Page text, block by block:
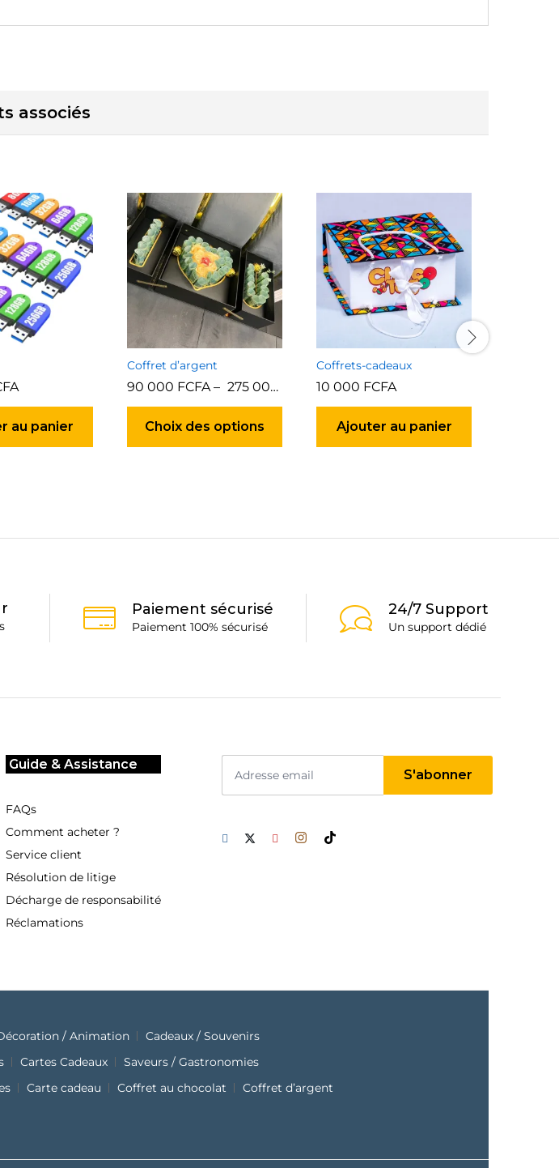
associés
au panier
Coffret d’argent
90 000 FCFA– 275 000
Choix des options
Coffrets-cadeaux
10 000 FCFA
Ajouter au panier
Paiement sécurisé
Paiement 100% sécurisé
24/7 Support
Un support dédié
Guide & Assistance
FAQs
Comment acheter ?
Service client
Résolution de litige
Décharge de responsabilité
Réclamations
/ Animation
Cadeaux / Souvenirs
Cartes Cadeaux
Saveurs / Gastronomies
Carte cadeau Coffret au chocolat
Coffret d’argent